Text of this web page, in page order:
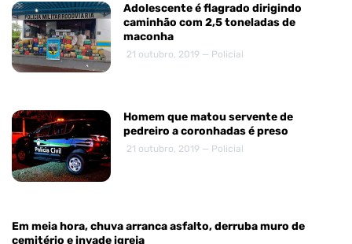
Adolescente é flagrado dirigindo
caminhão com 2,5 toneladas de
maconha
21 outubro, 2019 — Policial
Homem que matou servente de
pedreiro a coronhadas é preso
21 outubro, 2019 — Policial
Em meia hora, chuva arranca asfalto, derruba muro de
cemitério e invade igreja